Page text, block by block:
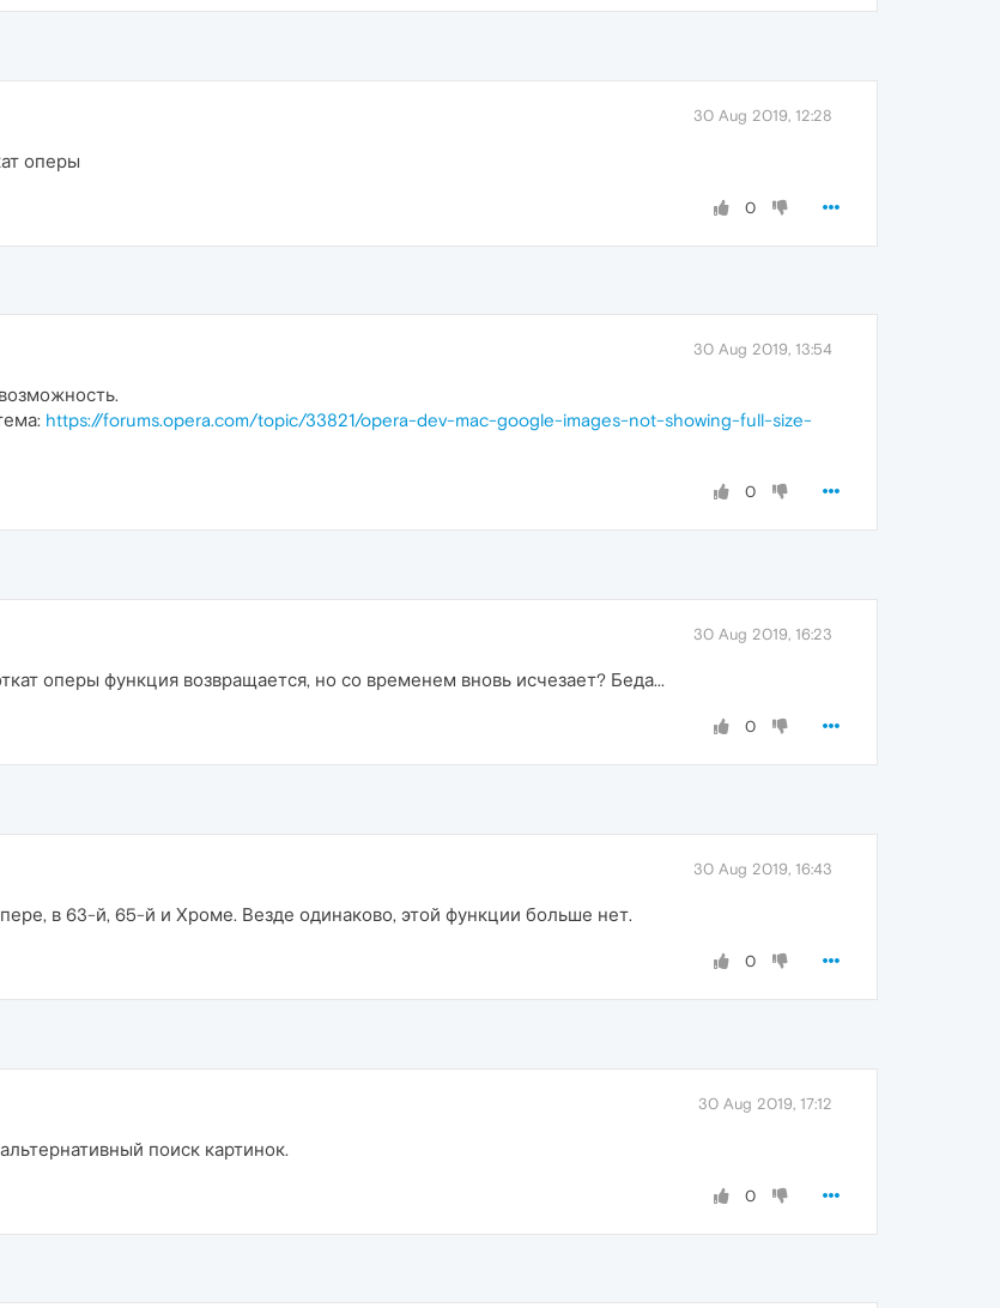
30 Aug 2019, 12:28
оперы
0
30 Aug 2019, 13:54
https://forums.opera.com/topic/33821/opera-dev-mac-google-images-not-showing-full-size-
0
30 Aug 2019, 16:23
оперы функция возвращается, но со временем вновь исчезает? Беда...
0
30 Aug 2019, 16:43
в 63-й, 65-й и Хроме. Везде одинаково, этой функции больше нет.
0
30 Aug 2019, 17:12
поиск картинок.
0